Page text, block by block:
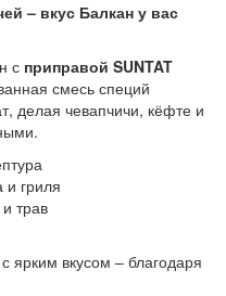
– вкус Балкан у вас
с приправой SUNTAT
смесь специй
делая чевапчичи, кёфте и
гриля
трав
ярким вкусом – благодаря